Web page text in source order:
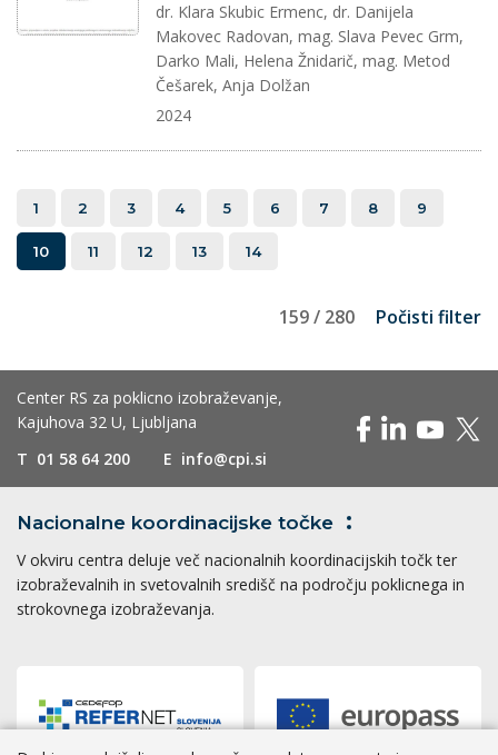
dr. Klara Skubic Ermenc, dr. Danijela
Makovec Radovan, mag. Slava Pevec Grm,
Darko Mali, Helena Žnidarič, mag. Metod
Češarek, Anja Dolžan
2024
1 2 3 4 5 6 7 8 9
10 11 12 13 14
159 / 280 Počisti filter
Center RS za poklicno izobraževanje,
Kajuhova 32 U, Ljubljana
T 01 58 64 200 E info@cpi.si
Nacionalne koordinacijske točke
V okviru centra deluje več nacionalnih koordinacijskih točk ter
izobraževalnih in svetovalnih središč na področju poklicnega in
strokovnega izobraževanja.